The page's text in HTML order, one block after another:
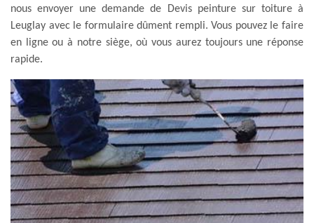
nous envoyer une demande de Devis peinture sur toiture à
Leuglay avec le formulaire dûment rempli. Vous pouvez le faire
en ligne ou à notre siège, où vous aurez toujours une réponse
rapide.